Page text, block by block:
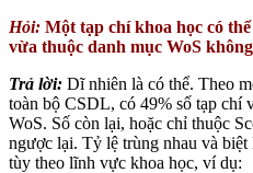
Hỏi: Một tạp chí khoa học có
vừa thuộc danh mục WoS
Trả lời: Dĩ nhiên là có thể. Theo
toàn bộ CSDL, có 49% số tạp chí
WoS. Số còn lại, hoặc chỉ thuộc
ngược lại. Tỷ lệ trùng nhau và biệt
tùy theo lĩnh vực khoa học, ví dụ: